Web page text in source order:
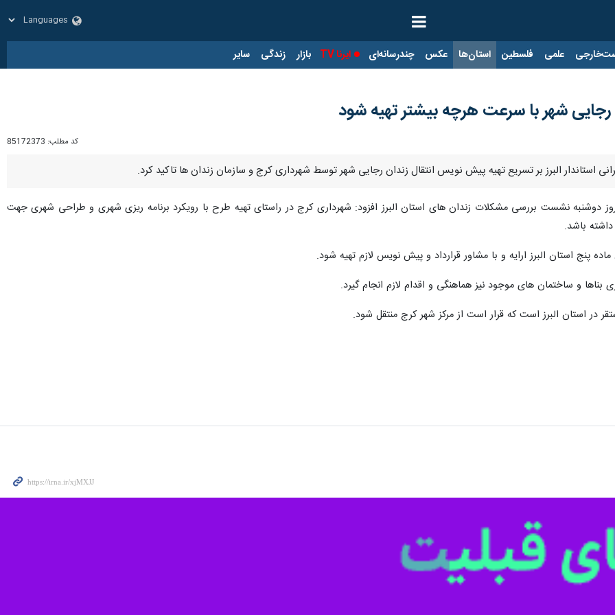
علمی فلسطین استان‌ها عکس چندرسانه‌ای ایرنا TV بازار زندگی سایر
شهر با سرعت هرچه بیشتر تهیه شود
کد مطلب: 85172373